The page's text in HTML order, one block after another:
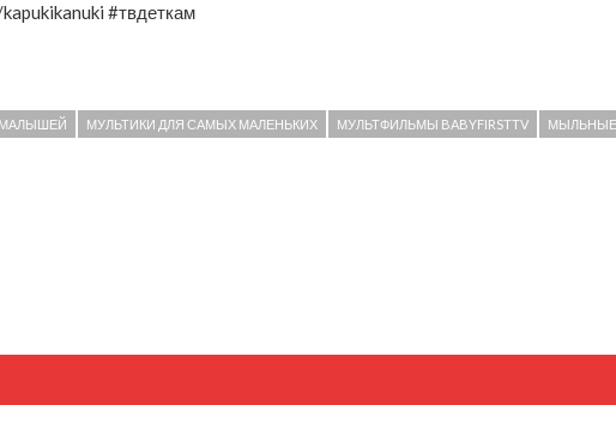
#твдеткам
МАЛЫШЕЙ МУЛЬТИКИ ДЛЯ САМЫХ МАЛЕНЬКИХ МУЛЬТФИЛЬМЫ BABYFIRSTTV